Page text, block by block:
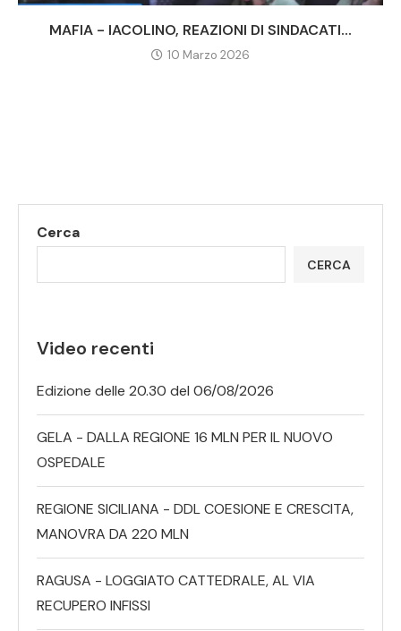
MAFIA - IACOLINO, REAZIONI DI SINDACATI...
10 Marzo 2026
Cerca
CERCA
Video recenti
Edizione delle 20.30 del 06/08/2026
GELA - DALLA REGIONE 16 MLN PER IL NUOVO
OSPEDALE
REGIONE SICILIANA - DDL COESIONE E CRESCITA,
MANOVRA DA 220 MLN
RAGUSA - LOGGIATO CATTEDRALE, AL VIA
RECUPERO INFISSI